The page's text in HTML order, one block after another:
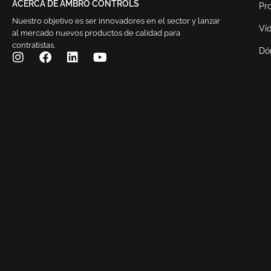
ACERCA DE AMBRO CONTROLS
Nuestro objetivo es ser innovadores en el sector y lanzar
al mercado nuevos productos de calidad para
contratistas.